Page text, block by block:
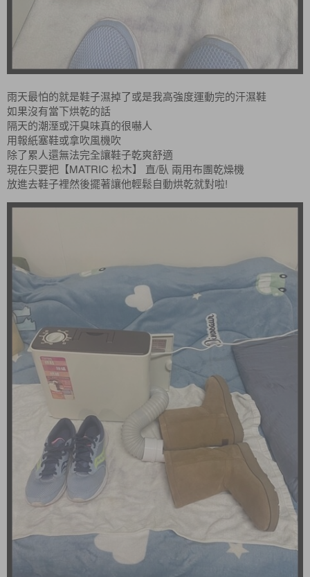
雨天最怕的就是鞋子濕掉了或是我高強度運動完的汗濕鞋
如果沒有當下烘乾的話
隔天的潮溼或汗臭味真的很嚇人
用報紙塞鞋或拿吹風機吹
除了累人還無法完全讓鞋子乾爽舒適
現在只要把【MATRIC 松木】 直/臥 兩用布團乾燥機
放進去鞋子裡然後擺著讓他輕鬆自動烘乾就對啦!